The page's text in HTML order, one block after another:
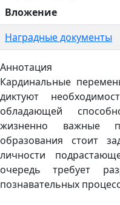
Вложение
Наградные документы
Аннотация
Кардинальные
диктуют
обладающей
жизненно важные
образования стоит
личности
очередь требует
познавательных